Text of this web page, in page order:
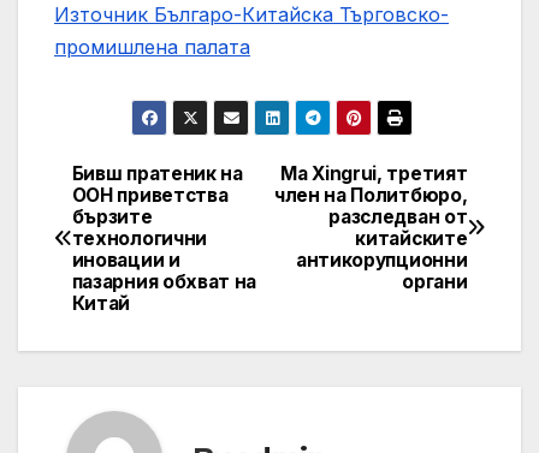
Източник Българо-Китайска Търговско-
промишлена палaта
Навигация
Ma Xingrui, третият
член на Политбюро,
разследван от
китайските
антикорупционни
органи
Бивш пратеник на
ООН приветства
бързите
технологични
иновации и
пазарния обхват на
Китай